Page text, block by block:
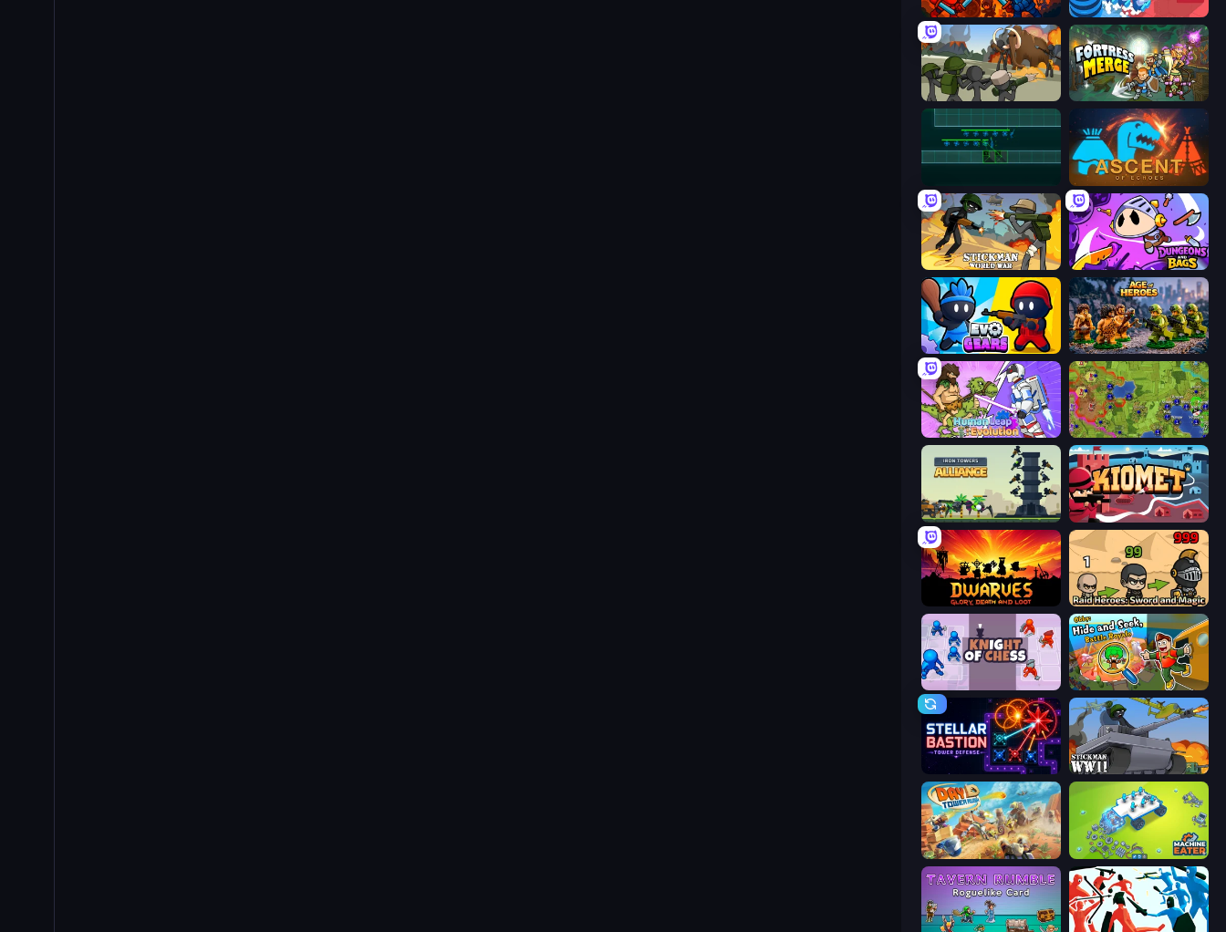
Throne Tactics City Takeover
Stickman History Battle Fortress Merge
Ascent of Echoes
Stickman World War Dungeons and Bags
Evo Gears Age of Heroes
Human Leap: Evolution Hex Empire
Iron Towers Alliance Kiomet
Raid Heroes: Sword and Magic
Knight of Chess Obby: Hide and Seek, Battle Royale
Stellar Bastion Stickman WW2
Day D Tower Rush Machine Eater